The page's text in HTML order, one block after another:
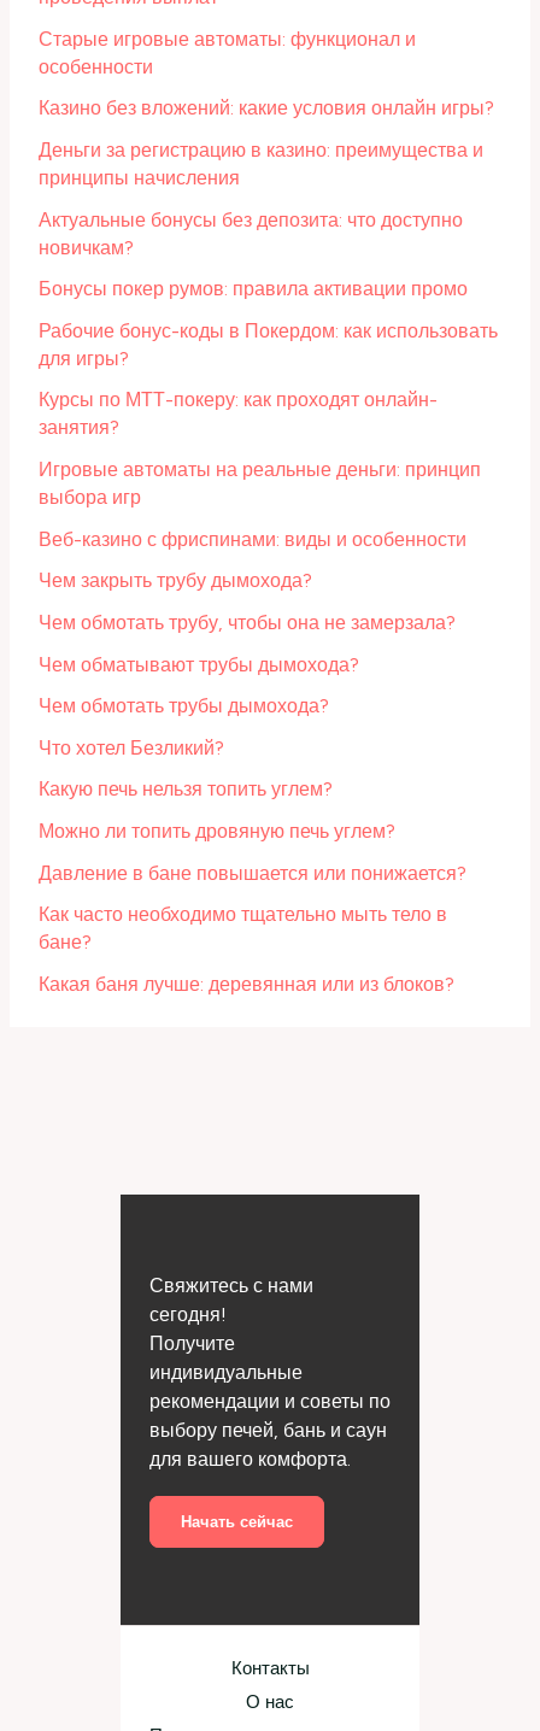
Старые игровые автоматы: функционал и
особенности
Казино без вложений: какие условия онлайн игры?
Деньги за регистрацию в казино: преимущества и
принципы начисления
Актуальные бонусы без депозита: что доступно
новичкам?
Бонусы покер румов: правила активации промо
Рабочие бонус-коды в Покердом: как использовать
для игры?
Курсы по МТТ-покеру: как проходят онлайн-
занятия?
Игровые автоматы на реальные деньги: принцип
выбора игр
Веб-казино с фриспинами: виды и особенности
Чем закрыть трубу дымохода?
Чем обмотать трубу, чтобы она не замерзала?
Чем обматывают трубы дымохода?
Чем обмотать трубы дымохода?
Что хотел Безликий?
Какую печь нельзя топить углем?
Можно ли топить дровяную печь углем?
Давление в бане повышается или понижается?
Как часто необходимо тщательно мыть тело в
бане?
Какая баня лучше: деревянная или из блоков?
Свяжитесь с нами
сегодня!
Получите
индивидуальные
рекомендации и советы по
выбору печей, бань и саун
для вашего комфорта.
Начать сейчас
Контакты
О нас